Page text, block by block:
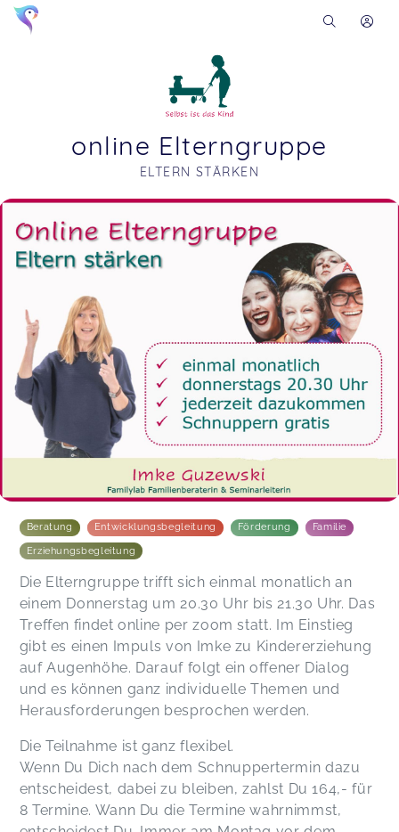
online Elterngruppe
ELTERN STÄRKEN
Soon you will learn more about me here...
Beratung Entwicklungsbegleitung Förderung Familie
Erziehungsbegleitung
Die Elterngruppe trifft sich einmal monatlich an
einem Donnerstag um 20.30 Uhr bis 21.30 Uhr. Das
Treffen findet online per zoom statt. Im Einstieg
gibt es einen Impuls von Imke zu Kindererziehung
auf Augenhöhe. Darauf folgt ein offener Dialog
und es können ganz individuelle Themen und
Herausforderungen besprochen werden.
Die Teilnahme ist ganz flexibel.
Wenn Du Dich nach dem Schnuppertermin dazu
entscheidest, dabei zu bleiben, zahlst Du 164,- für
8 Termine. Wann Du die Termine wahrnimmst,